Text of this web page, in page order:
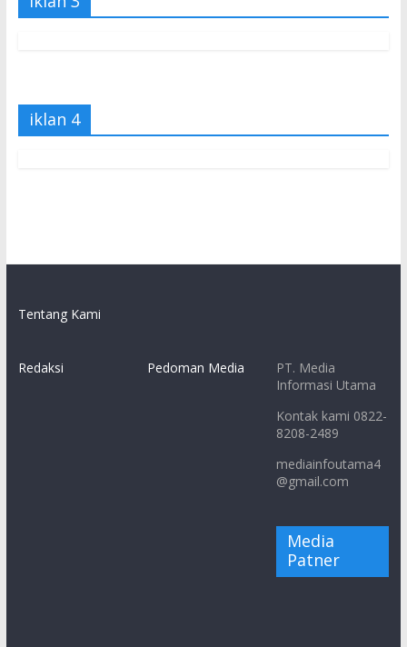
iklan 4
Tentang Kami
Redaksi Pedoman Media
PT. Media
Informasi Utama
Kontak kami 0822-
8208-2489
mediainfoutama4
@gmail.com
Media
Patner